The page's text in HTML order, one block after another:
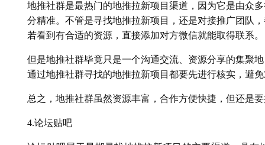
地推社群是最热门的地推拉新项目渠道，因为它是由众
分精准。不管是寻找地推拉新项目，还是对接推广团队
若看到有合适的资源，直接添加对方微信就能取得联系。
但是地推社群毕竟只是一个沟通交流、资源分享的集聚
通过地推社群寻找的地推拉新项目都要先进行核实，避
总之，地推社群虽然资源丰富，合作方便快捷，但还是
4.论坛贴吧